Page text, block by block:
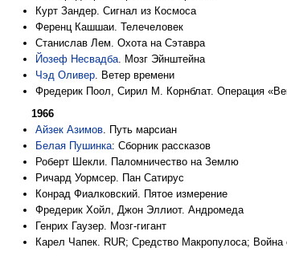
Курт Зандер. Сигнал из Космоса
Ференц Кашшаи. Телечеловек
Станислав Лем. Охота на Сэтавра
Йозеф Несвадба. Мозг Эйнштейна
Чэд Оливер. Ветер времени
Фредерик Поол, Сирил М. Корнблат. Операция
1966
Айзек Азимов. Путь марсиан
Белая Пушинка: Сборник рассказов
Роберт Шекли. Паломничество на Землю
Ричард Уормсер. Пан Сатирус
Конрад Фиалковский. Пятое измерение
Фредерик Хойл, Джон Эллиот. Андромеда
Генрих Гаузер. Мозг-гигант
Карел Чапек. RUR; Средство Макропулоса;